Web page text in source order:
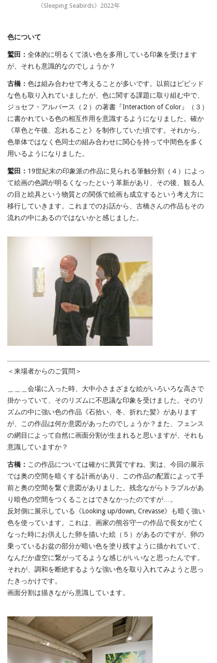
《Sleeping Seabirds》2022年
色について
鷲田： 全体的に明るくて淡い色を多用している印象を受けます
が、それも意識的なのでしょうか？
古橋： 色は組み合わせで考えることが多いです。以前はビビッド
な色も取り入れていましたが、色に関する課題に取り組む中で、
ジョセフ・アルバース（２）の著書『Interaction of Color』（３）
に書かれている色の相互作用を意識するようになりました。確か
《草色と午後、忘れること》を制作していた頃です。それから、
色単体ではなく色同士の組み合わせに関心を持って中間色を多く
用いるようになりました。
鷲田： 19世紀末の印象派の作品に見られる筆触分割（４）によっ
て絵画の色調が明るくなったという革新があり、その後、観る人
の目と絵具という物質との関係で絵画も成立するという考え方に
移行していきます。これまでのお話から、古橋さんの作品もその
流れの中にあるのではないかと感じました。
＜来場者からのご質問＞
＿＿＿会場に入った時、大中小さまざまな絵がいろいろな高さで
掛かっていて、そのリズムに不思議な印象を受けました。そのリ
ズムの中に強い色の作品《石拾い、冬、折れた髪》があります
が、この作品は何か意図があったのでしょうか？また、フェンス
の網目によって自然に画面分割が生まれると思いますが、それも
意識していますか？
古橋： この作品については確かに異質ですね。実は、今回の展示
では奥の空間を暗くする計画があり、この作品の配置によって手
前と奥の空間を繋ぐ意図がありました。残念ながらトラブルがあ
り暗色の空間をつくることはできなかったのですが…。
反対側に展示している《Looking up/down, Crevasse》も暗く強い
色を使っています。これは、画家の熊谷守一の作品で長女が亡く
なった時にお供えした卵を描いた絵（５）があるのですが、卵の
乗っているお盆の部分が暗い色を塗り残すように描かれていて、
なんだか虚空に繋がってるような感じがいいなと思ったんです。
それが、調和を断絶するような強い色を取り入れてみようと思っ
たきっかけです。
画面分割は描きながら意識しています。